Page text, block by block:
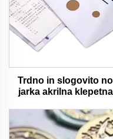
Trdno in slogovito
jarka akrilna